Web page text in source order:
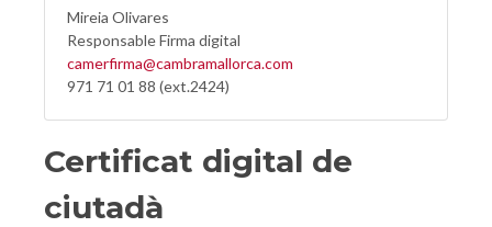
Mireia Olivares
Responsable Firma digital
camerfirma@cambramallorca.com
971 71 01 88 (ext.2424)
Certificat digital de
ciutadà